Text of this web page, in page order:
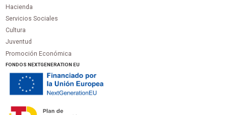
Hacienda
Servicios Sociales
Cultura
Juventud
Promoción Económica
FONDOS NEXTGENERATION EU